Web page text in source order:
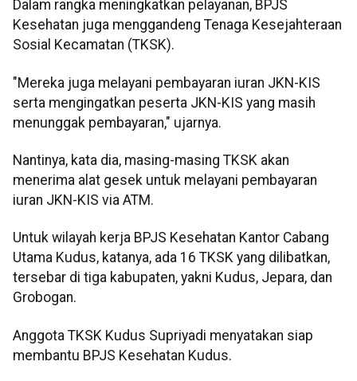
Dalam rangka meningkatkan pelayanan, BPJS
Kesehatan juga menggandeng Tenaga Kesejahteraan
Sosial Kecamatan (TKSK).
"Mereka juga melayani pembayaran iuran JKN-KIS
serta mengingatkan peserta JKN-KIS yang masih
menunggak pembayaran," ujarnya.
Nantinya, kata dia, masing-masing TKSK akan
menerima alat gesek untuk melayani pembayaran
iuran JKN-KIS via ATM.
Untuk wilayah kerja BPJS Kesehatan Kantor Cabang
Utama Kudus, katanya, ada 16 TKSK yang dilibatkan,
tersebar di tiga kabupaten, yakni Kudus, Jepara, dan
Grobogan.
Anggota TKSK Kudus Supriyadi menyatakan siap
membantu BPJS Kesehatan Kudus.